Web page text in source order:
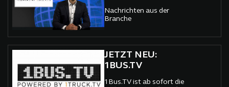
Nachrichten aus der
Branche
JETZT NEU:
1BUS.TV
1Bus.TV ist ab sofort die